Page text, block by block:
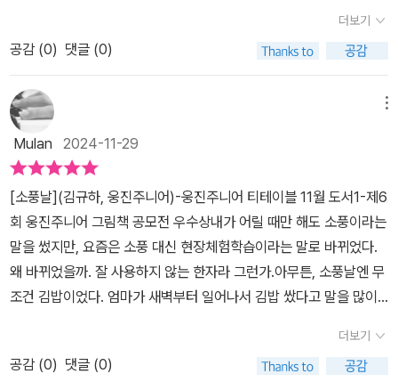
루, 너무 심심했던 밥풀은 밥통을 나온다. 개인적으로 매우 마음에 들
었던 밥풀 캐릭터였다. 달걀모양이 아닌 한쪽이 쏘옥 들어간 밥풀의
보기에도 좋았다. 걷다가 김밥 김을 만난 밥풀은 김이랑 놀다가 다른
친구들도 보고 싶다는 생각을 한다. 오이, 우엉, 당근 등 다양한 친구
들과 김밥을 만드는 이야기였다. 김밥을 만드는 과정이 재미있게 그
려져 있어 김밥을 싸는 장면이 자연스럽게 상상되었다. 책을 다 읽고
나니 아이들은 김밥을 만들고 싶다고 한다. 김밥 싸는 방법은 <소풍
날>을 통해 자연스럽게 배웠기 때문에 스스로도 척척 쌀 수 있다. 평
소에 김밥 준비하려면 시간이 많이 걸렸었다. 계란을 깨고, 풀어주
기. 맛살과 햄 썰기, 밥에 참기름, 소금, 깨 넣어 섞기. 아이들이 많은
작업을 해주니 재료 손질 시간이 많이 단축되었다.직접 각자 김밥을
준비했다. 하나부터 열까지 직접 손으로 준비한 재료를 보고 아이들
이 뿌듯해한다. 김밥 가득 밥을 올려둔 아이가 잠시 멈추었다. 왜 그런
진다. 유쾌하게 한 바탕 웃고나면 엄마가 생각나고 아이들이 생각난
다. 엄마께서 늘 해주시면 손수 싸 주신 김밥맛이 입안에 맴도는 기분
과 동시에 소풍이 사라진 큰 아이의 학교생활이 문득 안쓰러워졌다.
어쩌면 소풍날은 가본 사람만이 느낄 수 있는 고소한 아침 특유의 향
을 알아야 더 재밌게 읽을 수 있을 듯 한데 말이다. 그래도 가끔 시어
머니께서 김밥싼다고 모두 불러서 둘둘둘 마는 날이 떠오를지도 모르
겠다. 우리 모두 오순도순 모여 꼬수운 대화를 하는 날을 말이다. 김밥
의 특징, 소풍날의 설레임, 말놀이의 즐거움, 귀여운 일러스트가 모두
담긴 그림책으로. 관찰력이 있는 친구라면 더욱 즐겁게 읽을 수 있을
것이다. 개인적으론 노래가 나와도 좋겠다는 생각이들정도로 리듬감
도 있었던 작품이다. <웅진주니어에서 도서만 제공받았습니다.<
더보기
공감 (0) 댓글 (0)
Mulan 2024-11-29
[소풍날](김규하, 웅진주니어)-웅진주니어 티테이블 11월 도서1-제6
회 웅진주니어 그림책 공모전 우수상내가 어릴 때만 해도 소풍이라는
말을 썼지만, 요즘은 소풍 대신 현장체험학습이라는 말로 바뀌었다.
왜 바뀌었을까. 잘 사용하지 않는 한자라 그런가.아무튼, 소풍날엔 무
조건 김밥이었다. 엄마가 새벽부터 일어나서 김밥 쌌다고 말을 많이
그러면 그 말에 죄책감을 느끼면서도, 맛있는 김밥에 죄책감이 스멀
스멀 사라지곤 했다. 소풍날 아침에도 김밥을 먹고, 소풍 가서도 먹고,
더보기
공감 (0) 댓글 (0)